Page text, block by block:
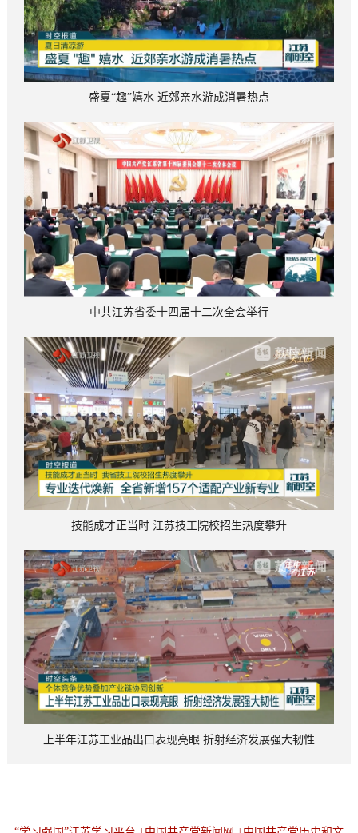
盛夏“趣”嬉水 近郊亲水游成消暑热点
中共江苏省委十四届十二次全会举行
技能成才正当时 江苏技工院校招生热度攀升
上半年江苏工业品出口表现亮眼 折射经济发展强大韧性